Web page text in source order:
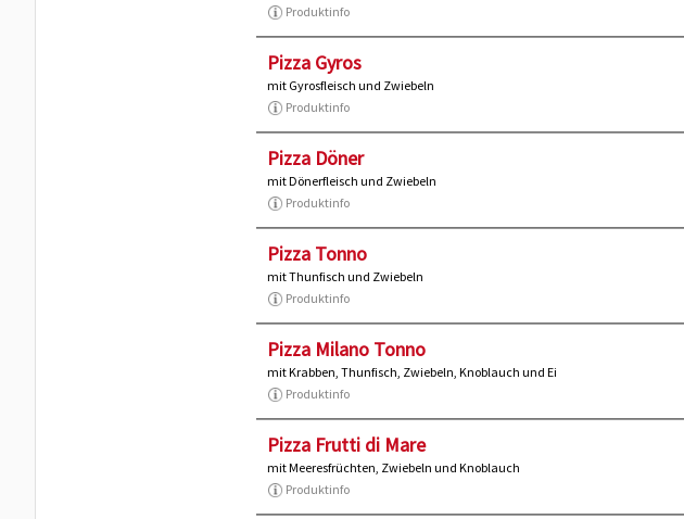
Produktinfo
Pizza Gyros
mit Gyrosfleisch und Zwiebeln
Produktinfo
Pizza Döner
mit Dönerfleisch und Zwiebeln
Produktinfo
Pizza Tonno
mit Thunfisch und Zwiebeln
Produktinfo
Pizza Milano Tonno
mit Krabben, Thunfisch, Zwiebeln, Knoblauch und Ei
Produktinfo
Pizza Frutti di Mare
mit Meeresfrüchten, Zwiebeln und Knoblauch
Produktinfo